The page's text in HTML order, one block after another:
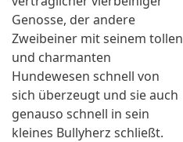
Genosse, der andere
Zweibeiner mit seinem tollen
und charmanten
Hundewesen schnell von
sich überzeugt und sie auch
genauso schnell in sein
kleines Bullyherz schließt.